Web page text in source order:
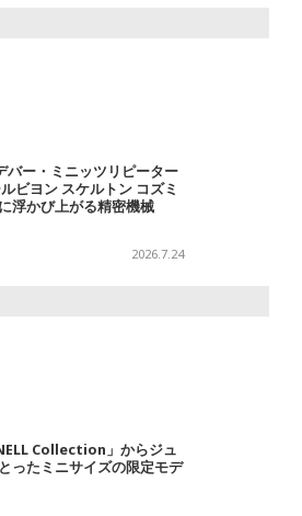
バー・ミニッツリピーター
ビヨン スケルトン コズミ
浮かび上がる精密機械
2026.7.24
Collection」からジュ
ったミニサイズの限定モデ